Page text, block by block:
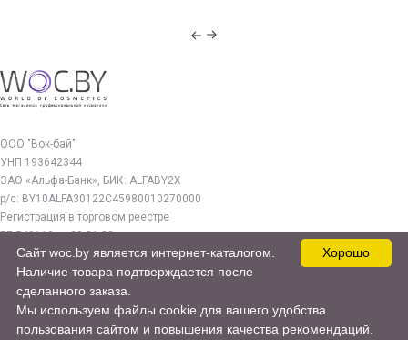
ООО "Вок-бай"
УНП 193642344
ЗАО «Альфа-Банк», БИК: ALFABY2X
р/с: BY10ALFA30122C45980010270000
Регистрация в торговом реестре
РБ 549112 от 03.01.23г.
Юр. адрес:
220140, г. Минск, ул. Бурдейного 22, оф.212
woc.by@yandex.by
Хорошо
Сайт woc.by является интернет-каталогом.
Наличие товара подтверждается после
сделанного заказа.
Мы используем файлы cookie для вашего удобства
пользования сайтом и повышения качества рекомендаций.